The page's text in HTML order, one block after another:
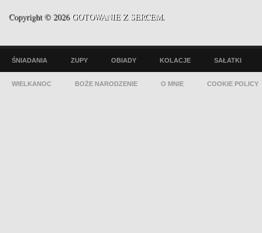
Copyright © 2026 GOTOWANIE Z SERCEM.
ŚNIADANIA ZUPY OBIADY KOLACJE SAŁATKI
WIELKANOC BOŻE NARODZENIE O MNIE COOKIE POLICY